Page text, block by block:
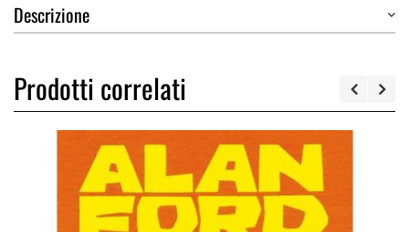
Descrizione
Prodotti correlati